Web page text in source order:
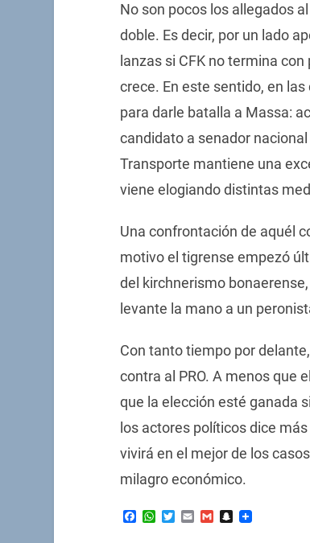
No son pocos los allegados
doble. Es decir, por un lado
lanzas si CFK no termina
crece. En este sentido, en
para darle batalla a Massa:
candidato a senador
Transporte mantiene una
viene elogiando distintas
Una confrontación de aquél
motivo el tigrense empezó
del kirchnerismo
levante la mano a un
Con tanto tiempo por
contra al PRO. A menos que
que la elección esté ganada
los actores políticos dice
vivirá en el mejor de los
milagro económico.
Facebook
WhatsApp
TwitterEmailGmailSnapchat